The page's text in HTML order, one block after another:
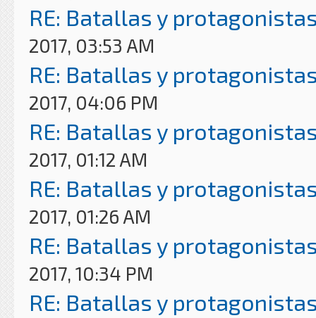
RE: Batallas y
2017, 03:53 AM
RE: Batallas y
2017, 04:06 PM
RE: Batallas y
2017, 01:12 AM
RE: Batallas y
2017, 01:26 AM
RE: Batallas y
2017, 10:34 PM
RE: Batallas y